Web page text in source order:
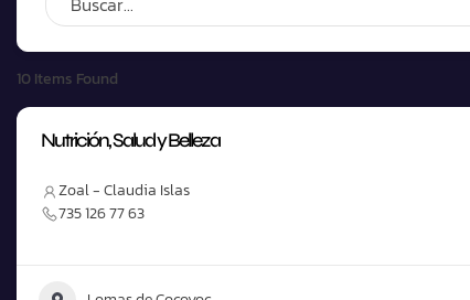
10 Items Found
Nutrición, Salud y Belleza
Zoal - Claudia Islas
735 126 77 63